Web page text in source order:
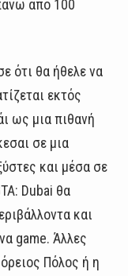
από 100
ότι θα ήθελε να
εκτός
ως μια πιθανή
σε μια
και μέσα σε
Dubai θα
και
game. Άλλες
Πόλος ή η